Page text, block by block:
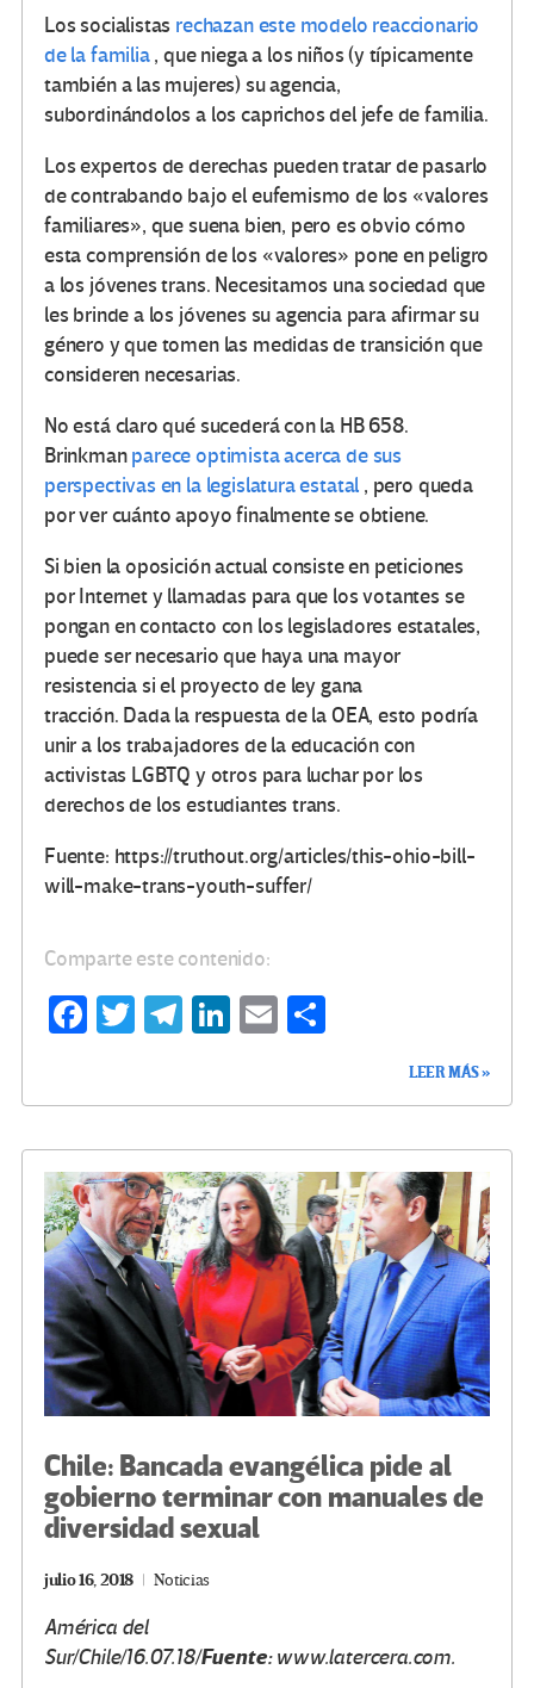
Los socialistas rechazan este modelo reaccionario
de la familia, que niega a los niños (y típicamente
también a las mujeres) su agencia,
subordinándolos a los caprichos del jefe de familia.
Los expertos de derechas pueden tratar de pasarlo
de contrabando bajo el eufemismo de los «valores
familiares», que suena bien, pero es obvio cómo
esta comprensión de los «valores» pone en peligro
a los jóvenes trans. Necesitamos una sociedad que
les brinde a los jóvenes su agencia para afirmar su
género y que tomen las medidas de transición que
consideren necesarias.
No está claro qué sucederá con la HB 658.
Brinkmanparece optimista acerca de sus
perspectivas en la legislatura estatal , pero queda
por ver cuánto apoyo finalmente se obtiene.
Si bien la oposición actual consiste en peticiones
por Internet y llamadas para que los votantes se
pongan en contacto con los legisladores estatales,
puede ser necesario que haya una mayor
resistencia si el proyecto de ley gana
tracción. Dada la respuesta de la OEA, esto podría
unir a los trabajadores de la educación con
activistas LGBTQ y otros para luchar por los
derechos de los estudiantes trans.
Fuente: https://truthout.org/articles/this-ohio-bill-
will-make-trans-youth-suffer/
Comparte este contenido:
Fa
o
k
T
Te
m
Li
n
E
ar
tir
LEER MÁS »
Chile: Bancada evangélica pide al
gobierno terminar con manuales de
diversidad sexual
julio 16, 2018 Noticias
América del
Sur/Chile/16.07.18/Fuente:www.latercera.com.